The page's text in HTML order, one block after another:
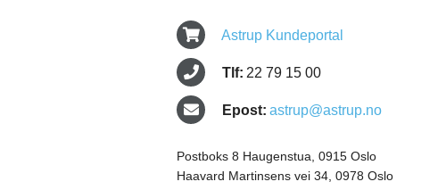
Astrup Kundeportal
Tlf: 22 79 15 00
Epost: astrup@astrup.no
Postboks 8 Haugenstua, 0915 Oslo
Haavard Martinsens vei 34, 0978 Oslo